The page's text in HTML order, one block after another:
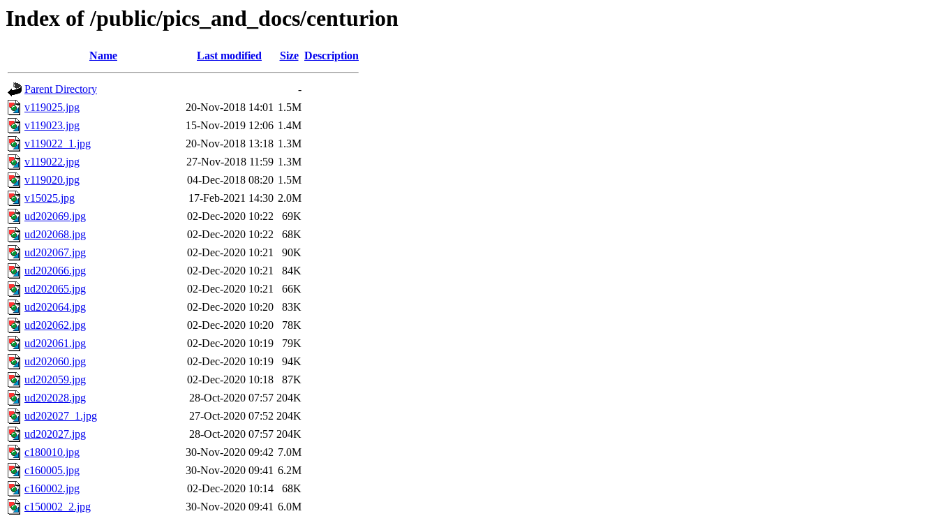
Index of /public/pics_and_docs/centurion
Name Last modified Size Description
Parent Directory
-
v119025.jpg
20-Nov-2018 14:01 1.5M
v119023.jpg
15-Nov-2019 12:06 1.4M
v119022_1.jpg
20-Nov-2018 13:18 1.3M
v119022.jpg
27-Nov-2018 11:59 1.3M
v119020.jpg
04-Dec-2018 08:20 1.5M
v15025.jpg
17-Feb-2021 14:30 2.0M
ud202069.jpg
02-Dec-2020 10:22
69K
ud202068.jpg
02-Dec-2020 10:22
68K
ud202067.jpg
02-Dec-2020 10:21
90K
ud202066.jpg
02-Dec-2020 10:21
84K
ud202065.jpg
02-Dec-2020 10:21
66K
ud202064.jpg
02-Dec-2020 10:20
83K
ud202062.jpg
02-Dec-2020 10:20
78K
ud202061.jpg
02-Dec-2020 10:19
79K
ud202060.jpg
02-Dec-2020 10:19
94K
ud202059.jpg
02-Dec-2020 10:18
87K
ud202028.jpg
28-Oct-2020 07:57 204K
ud202027_1.jpg
27-Oct-2020 07:52 204K
ud202027.jpg
28-Oct-2020 07:57 204K
c180010.jpg
30-Nov-2020 09:42 7.0M
c160005.jpg
30-Nov-2020 09:41 6.2M
c160002.jpg
02-Dec-2020 10:14
68K
c150002_2.jpg
30-Nov-2020 09:41 6.0M